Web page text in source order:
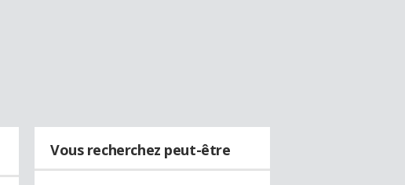
Vous recherchez peut-être